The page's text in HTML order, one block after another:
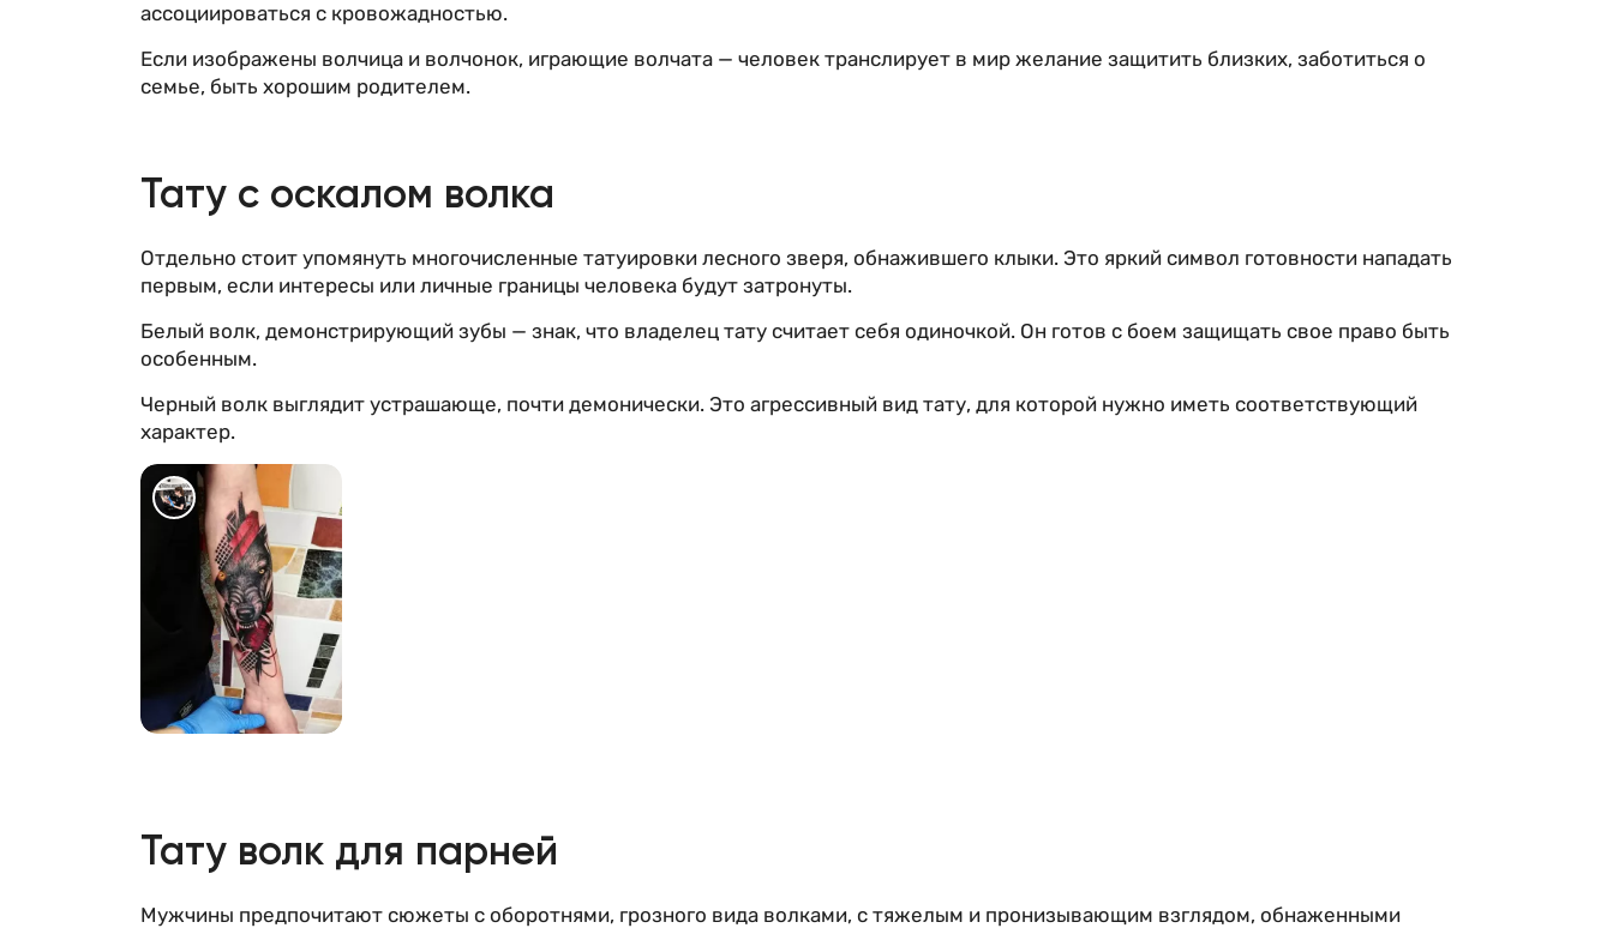
ассоциироваться с кровожадностью.
Если изображены волчица и волчонок, играющие волчата — человек транслирует в мир желание защитить близких, заботиться о
семье, быть хорошим родителем.
Тату с оскалом волка
Отдельно стоит упомянуть многочисленные татуировки лесного зверя, обнажившего клыки. Это яркий символ готовности нападать
первым, если интересы или личные границы человека будут затронуты.
Белый волк, демонстрирующий зубы — знак, что владелец тату считает себя одиночкой. Он готов с боем защищать свое право быть
особенным.
Черный волк выглядит устрашающе, почти демонически. Это агрессивный вид тату, для которой нужно иметь соответствующий
характер.
711
Тату волк для парней
Мужчины предпочитают сюжеты с оборотнями, грозного вида волками, с тяжелым и пронизывающим взглядом, обнаженными